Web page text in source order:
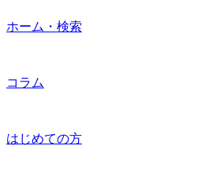
ホーム・検索
コラム
はじめての方